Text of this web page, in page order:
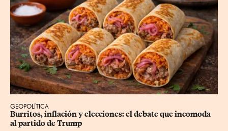
GEOPOLÍTICA
Burritos, inflación y elecciones: el debate que incomoda
al partido de Trump